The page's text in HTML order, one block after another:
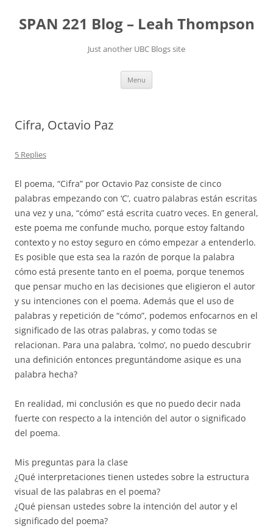
content
SPAN 221 Blog – Leah Thompson
Just another UBC Blogs site
Menu
Cifra, Octavio Paz
5 Replies
El poema, “Cifra” por Octavio Paz consiste de cinco
palabras empezando con ‘C’, cuatro palabras están escritas
una vez y una, “cómo” está escrita cuatro veces. En general,
este poema me confunde mucho, porque estoy faltando
contexto y no estoy seguro en cómo empezar a entenderlo.
Es posible que esta sea la razón de porque la palabra
cómo está presente tanto en el poema, porque tenemos
que pensar mucho en las decisiones que eligieron el autor
y su intenciones con el poema. Además que el uso de
palabras y repetición de “cómo”, podemos enfocarnos en el
significado de las otras palabras, y como todas se
relacionan. Para una palabra, ‘colmo’, no puedo descubrir
una definición entonces preguntándome asique es una
palabra hecha?
En realidad, mi conclusión es que no puedo decir nada
fuerte con respecto a la intención del autor o significado
del poema.
Mis preguntas para la clase
¿Qué interpretaciones tienen ustedes sobre la estructura
visual de las palabras en el poema?
¿Qué piensan ustedes sobre la intención del autor y el
significado del poema?